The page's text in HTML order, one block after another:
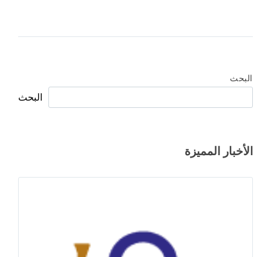
البحث
البحث
الأخبار المميزة